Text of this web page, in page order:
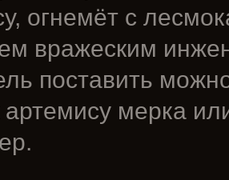
огнемёт с
вражеским
поставить
артемису мерка